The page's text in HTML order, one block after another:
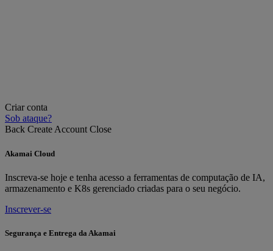
Criar conta
Sob ataque?
Back Create Account Close
Akamai Cloud
Inscreva-se hoje e tenha acesso a ferramentas de computação de IA,
armazenamento e K8s gerenciado criadas para o seu negócio.
Inscrever-se
Segurança e Entrega da Akamai